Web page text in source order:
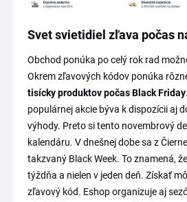
Svet svietidiel zľava počas
Obchod ponúka po celý rok rad
Okrem zľavových kódov ponúka
tisícky produktov počas Black Friday
populárnej akcie býva k dispozícii aj
výhody. Preto si tento novembrový
kalendáru. V dnešnej dobe sa z
takzvaný Black Week. To znamená,
týždňa a nielen v jeden deň. Získať
zľavový kód. Eshop organizuje aj